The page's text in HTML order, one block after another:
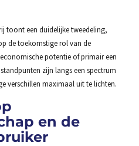
toont een duidelijke tweedeling,
de toekomstige rol van de
potentie of primair een
zijn langs een spectrum
verschillen maximaal uit te lichten.
en de